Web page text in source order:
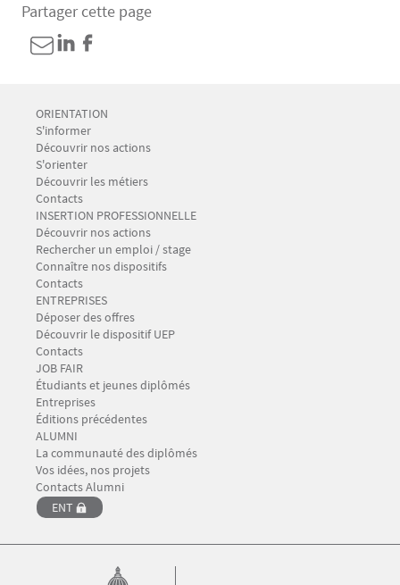
Partager cette page
Menu Footer CIO-BAIP 1
ORIENTATION
S'informer
Découvrir nos actions
S'orienter
Découvrir les métiers
Contacts
Menu Footer CIO-BAIP 2
INSERTION PROFESSIONNELLE
Découvrir nos actions
Rechercher un emploi / stage
Connaître nos dispositifs
Contacts
Menu Footer CIO-BAIP 3
ENTREPRISES
Déposer des offres
Découvrir le dispositif UEP
Contacts
Menu Footer CIO-BAIP 4
JOB FAIR
Étudiants et jeunes diplômés
Entreprises
Éditions précédentes
Menu Footer CIO-BAIP 5
ALUMNI
La communauté des diplômés
Vos idées, nos projets
Contacts Alumni
ENT